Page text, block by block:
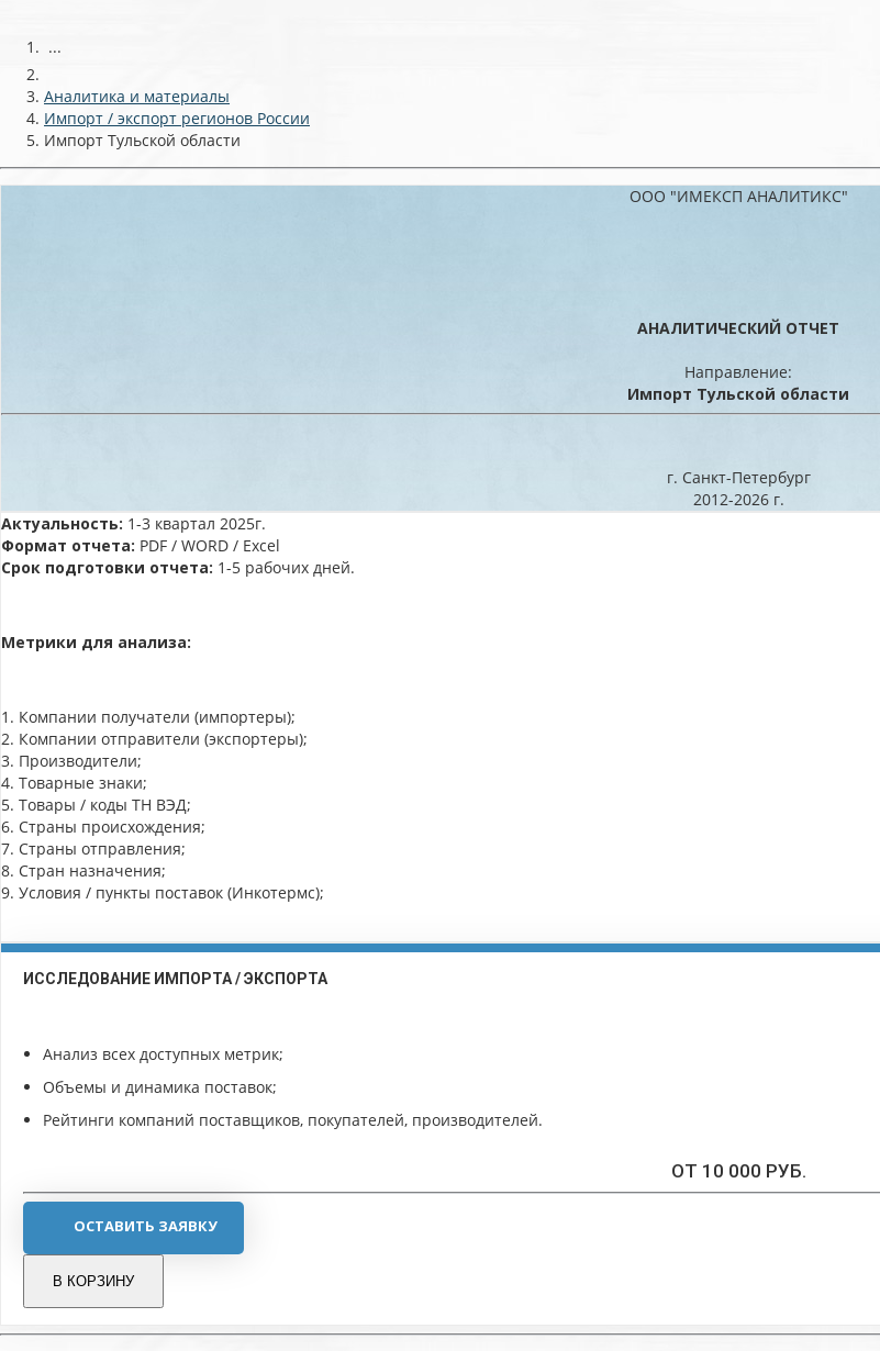
...
Аналитика и материалы
Импорт / экспорт регионов России
Импорт Тульской области
ООО "ИМЕКСП АНАЛИТИКС"
АНАЛИТИЧЕСКИЙ ОТЧЕТ
Направление:
Импорт Тульской области
г. Санкт-Петербург
2012-2026 г.
Актуальность: 1-3 квартал 2025г.
Формат отчета: PDF / WORD / Excel
Срок подготовки отчета: 1-5 рабочих дней.
Метрики для анализа:
1. Компании получатели (импортеры);
2. Компании отправители (экспортеры);
3. Производители;
4. Товарные знаки;
5. Товары / коды ТН ВЭД;
6. Страны происхождения;
7. Страны отправления;
8. Стран назначения;
9. Условия / пункты поставок (Инкотермс);
ИССЛЕДОВАНИЕ ИМПОРТА / ЭКСПОРТА
Анализ всех доступных метрик;
Объемы и динамика поставок;
Рейтинги компаний поставщиков, покупателей, производителей.
ОТ 10 000 РУБ.
ОСТАВИТЬ ЗАЯВКУ
В КОРЗИНУ